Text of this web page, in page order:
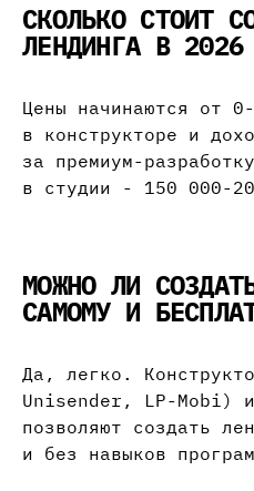
СКОЛЬКО СТОИТ
ЛЕНДИНГА В 2026
Цены начинаются от
в конструкторе и
за премиум-
в студии - 150 000-
МОЖНО ЛИ
САМОМУ И
Да, легко.
Unisender, LP-Mobi)
позволяют создать
и без навыков